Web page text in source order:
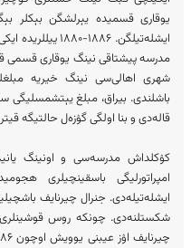
یوقاری قسمیده یېرلشگن بېکلر
ایشله‌تیلگن.
شهری اهالی‌سی نینگ خیریه
باشلندی. بیراق، مبلغ
قاله‌دی و بنا اولگی گۉزه‌ل حالتیگه
امپراتورلیگی باسقینچیلری
ایشله‌تیله‌دی. جنرال چیرنایف
شکستلنه‌دی. چونکه روس قوشینلری